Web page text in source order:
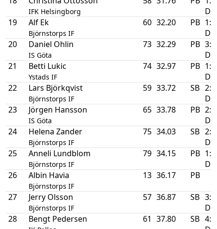
IFK Helsingborg
19
Alf Ek
Björnstorps IF
60 32.20 PB 1:a
20
Daniel Ohlin
IS Göta
73 32.29 PB 3:a
21
Betti Lukic
Ystads IF
74 32.97 PB 1:a
22
Lars Björkqvist
Björnstorps IF
59 33.72 SB 2:a
23
Jörgen Hansson
IS Göta
65 33.78 PB 2:a
24
Helena Zander
Björnstorps IF
75 34.03 SB 2:a
25
Anneli Lundblom
Björnstorps IF
79 34.15 PB 1:a
26
Albin Havia
Björnstorps IF
13 36.17 PB
27 Jerry Olsson
Björnstorps IF
57 36.87 SB 3:a
28
Bengt Pedersen 61 37.80 SB 4:a